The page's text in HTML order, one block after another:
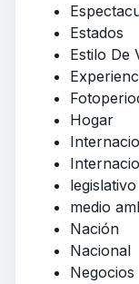
Estados
Estilo De
Hogar
legislativo
medio
Nación
Nacional
Negocios